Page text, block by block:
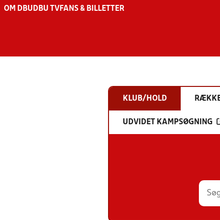
OM DBU DBU TV FANS & BILLETTER
KLUB/HOLD
UDVIDET KAMPSØGNING